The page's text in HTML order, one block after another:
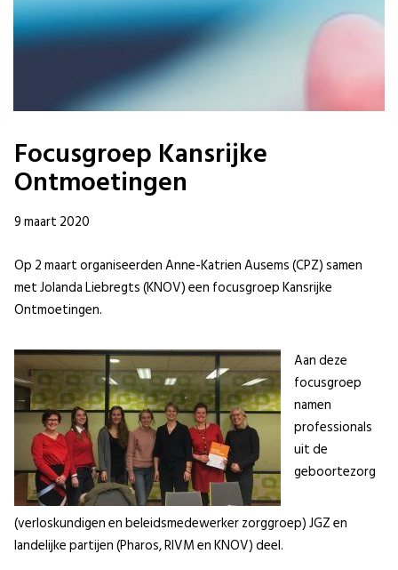
Focusgroep Kansrijke
Ontmoetingen
9 maart 2020
Op 2 maart organiseerden Anne-Katrien Ausems (CPZ) samen
met Jolanda Liebregts (KNOV) een focusgroep Kansrijke
Ontmoetingen.
Aan deze
focusgroep
namen
professionals
uit de
geboortezorg
(verloskundigen en beleidsmedewerker zorggroep) JGZ en
landelijke partijen (Pharos, RIVM en KNOV) deel.